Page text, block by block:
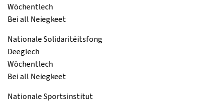
Wöchentlech
Bei all Neiegkeet
Nationale Solidaritéitsfong
Deeglech
Wöchentlech
Bei all Neiegkeet
Nationale Sportsinstitut